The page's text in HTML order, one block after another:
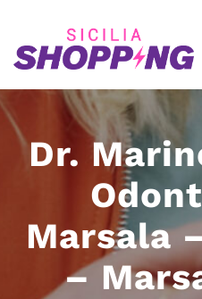
Dr.
Marsala
–